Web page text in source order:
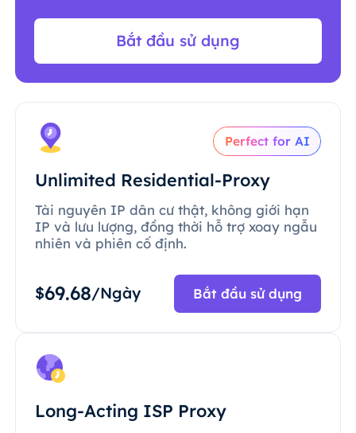
Bắt đầu sử dụng
Perfect for AI
Unlimited Residential-Proxy
Tài nguyên IP dân cư thật, không giới hạn
IP và lưu lượng, đồng thời hỗ trợ xoay ngẫu
nhiên và phiên cố định.
$69.68/Ngày Bắt đầu sử dụng
Long-Acting ISP Proxy